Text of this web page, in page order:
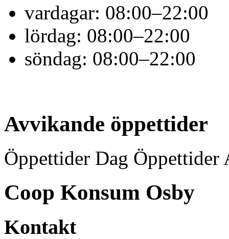
vardagar: 08:00–22:00
lördag: 08:00–22:00
söndag: 08:00–22:00
Avvikande öppettider
Öppettider Dag
Coop Konsum Osby
Kontakt